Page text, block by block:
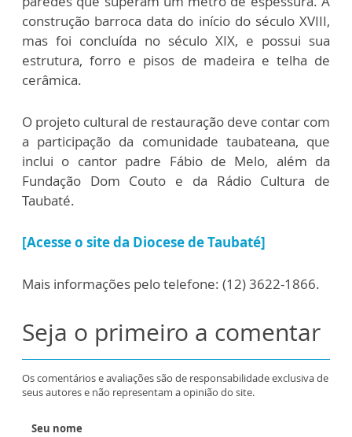
construção barroca data do início do século XVIII,
mas foi concluída no século XIX, e possui sua
estrutura, forro e pisos de madeira e telha de
cerâmica.
O projeto cultural de restauração deve contar com
a participação da comunidade taubateana, que
inclui o cantor padre Fábio de Melo, além da
Fundação Dom Couto e da Rádio Cultura de
Taubaté.
[Acesse o site da Diocese de Taubaté]
Mais informações pelo telefone: (12) 3622-1866.
Seja o primeiro a comentar
Os comentários e avaliações são de responsabilidade exclusiva de
seus autores e não representam a opinião do site.
Seu nome